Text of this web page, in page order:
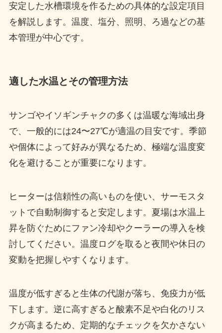
安定した水槽環境を作るための具体的な設定項目
を解説します。温度、塩分、照明、ろ過などの基
本管理が中心です。
適した水温とその管理方法
サンゴやイソギンチャクの多くは温暖な海域出身
で、一般的には24〜27℃が適温の目安です。季節
や個体によって好みが異なるため、極端な温度変
化を避けることが重要になります。
ヒーターは信頼性の高いものを使い、サーモスタ
ットで自動制御すると安定します。夏場は水温上
昇を防ぐためにファン冷却やクーラーの導入を検
討してください。温度ログを取ると夜間や休日の
変動を把握しやすくなります。
温度が低すぎると生体の代謝が落ち、免疫力が低
下します。逆に高すぎると酸素不足や白化のリス
クが高まるため、定期的なチェックを欠かさない